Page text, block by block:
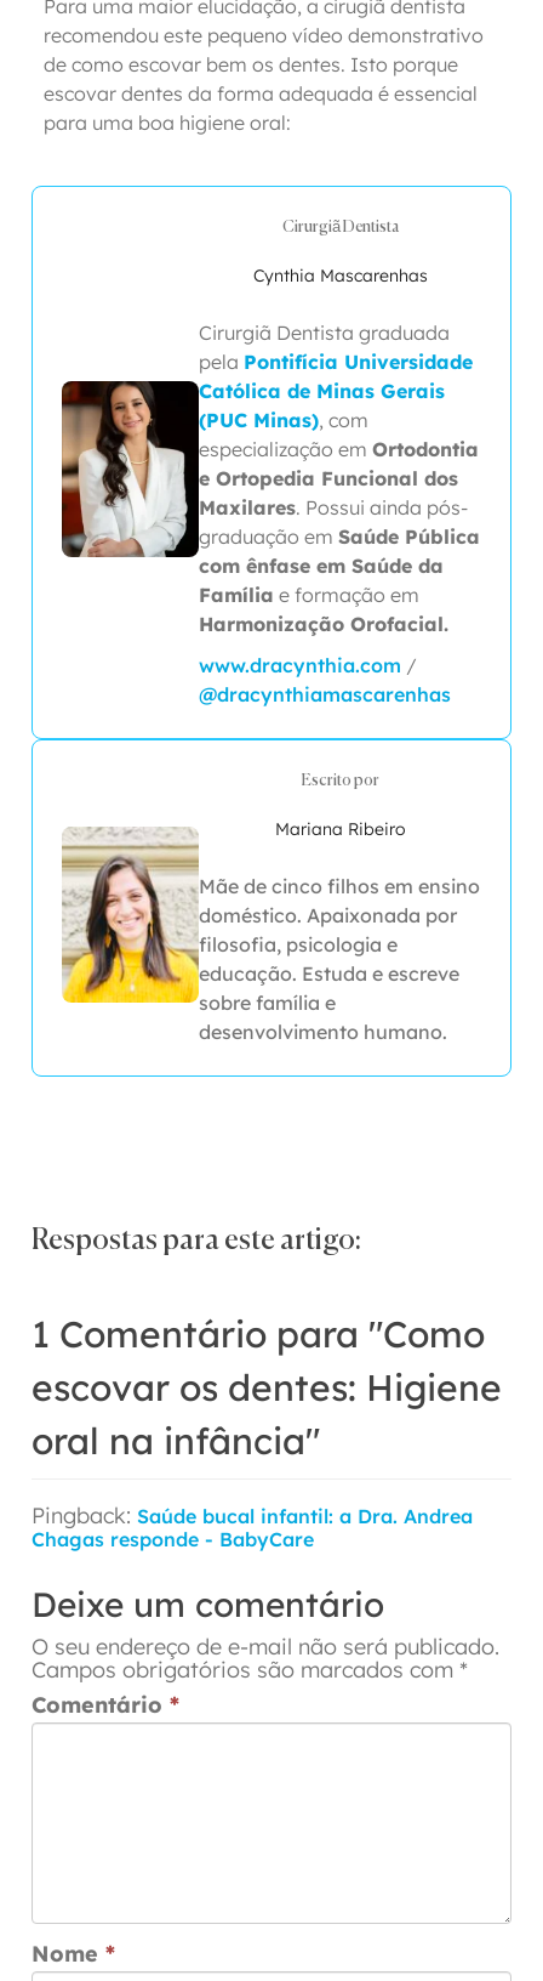
Para uma maior elucidação, a cirugiã dentista
recomendou este pequeno vídeo demonstrativo
de como escovar bem os dentes. Isto porque
escovar dentes da forma adequada é essencial
para uma boa higiene oral:
Cirurgiã Dentista
Cynthia Mascarenhas
Cirurgiã Dentista graduada
pela Pontifícia Universidade
Católica de Minas Gerais
(PUC Minas), com
especialização emOrtodontia
e Ortopedia Funcional dos
Maxilares. Possui ainda pós-
graduação emSaúde Pública
com ênfase em Saúde da
Família e formação em
Harmonização Orofacial.
www.dracynthia.com /
@dracynthiamascarenhas
Escrito por
Mariana Ribeiro
Mãe de cinco filhos em ensino
doméstico. Apaixonada por
filosofia, psicologia e
educação. Estuda e escreve
sobre família e
desenvolvimento humano.
Respostas para este artigo:
1 Comentário para "Como
escovar os dentes: Higiene
oral na infância"
Pingback: Saúde bucal infantil: a Dra. Andrea
Chagas responde - BabyCare
Deixe um comentário
O seu endereço de e-mail não será publicado.
Campos obrigatórios são marcados com *
Comentário *
Nome *